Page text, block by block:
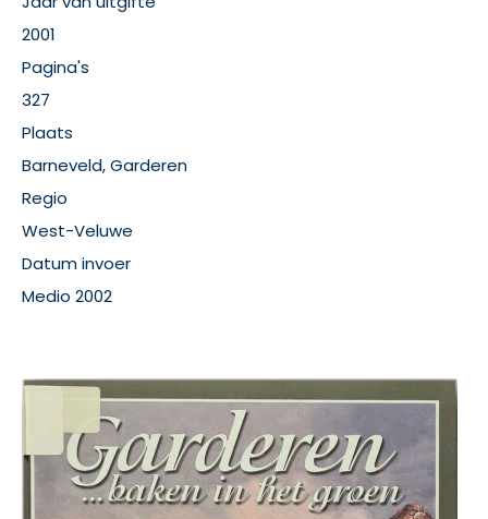
2001
Pagina's
327
Plaats
Barneveld, Garderen
Regio
West-Veluwe
Datum invoer
Medio 2002